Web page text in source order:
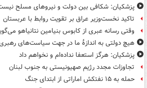
پزشکیان: شکافی بین دولت و نیروهای مسلح
تاکید نخست‌وزیر عراق بر تقویت روابط با عربستان
وقتی رسانه عبری از کابوس بنیامین نتانیاهو
هیچ دولتی به اندازۀ ما در جهت سیاست‌های
پزشکیان: هرگز استعفا نداده‌ام و نخواهم داد
تجاوزات مجدد رژیم صهیونیستی به جنوب لبنان
حمله به ۱۵ نفتکش‌ اماراتی از ابتدای جنگ